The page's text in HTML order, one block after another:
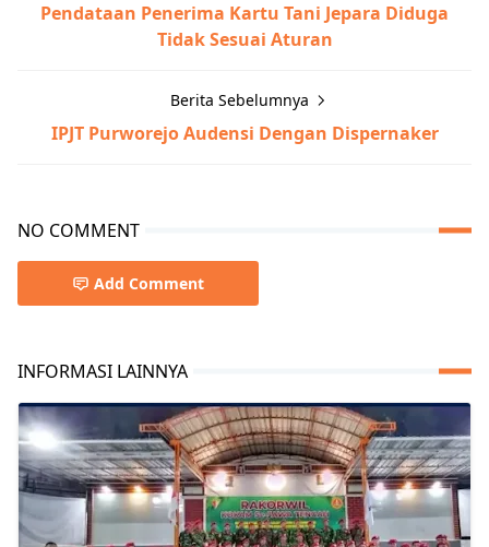
Pendataan Penerima Kartu Tani Jepara Diduga
Tidak Sesuai Aturan
Berita Sebelumnya
IPJT Purworejo Audensi Dengan Dispernaker
NO COMMENT
Add Comment
INFORMASI LAINNYA